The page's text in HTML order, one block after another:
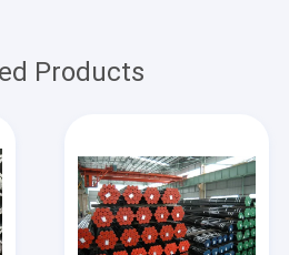
Products